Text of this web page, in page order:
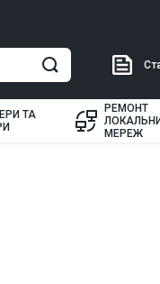
ТА
РЕМОНТ
МЕРЕЖ